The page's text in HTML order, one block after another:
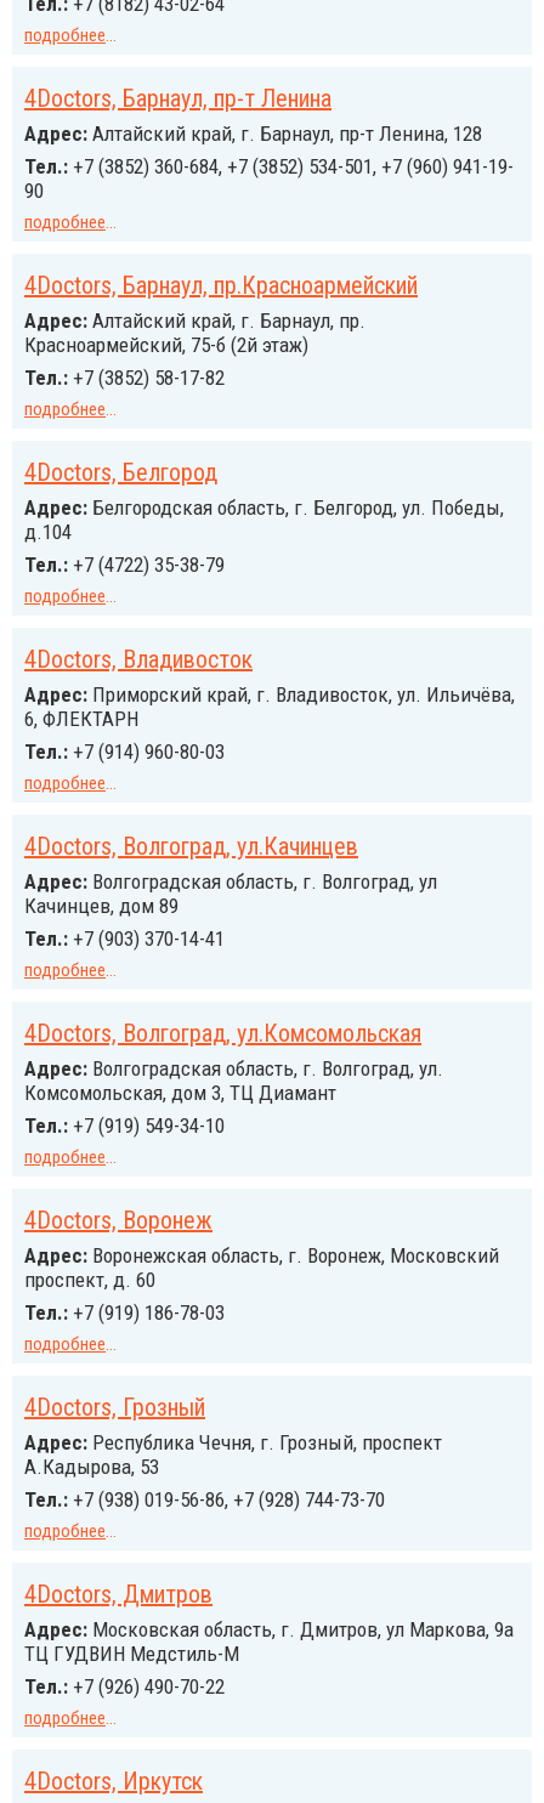
подробнее...
4Doctors, Барнаул, пр-т Ленина
Адрес: Алтайский край, г. Барнаул, пр-т Ленина, 128
Тел.: +7 (3852) 360-684, +7 (3852) 534-501, +7 (960) 941-19-
90
подробнее...
4Doctors, Барнаул, пр.Красноармейский
Адрес: Алтайский край, г. Барнаул, пр.
Красноармейский, 75-б (2й этаж)
Тел.: +7 (3852) 58-17-82
подробнее...
4Doctors, Белгород
Адрес: Белгородская область, г. Белгород, ул. Победы,
д.104
Тел.: +7 (4722) 35-38-79
подробнее...
4Doctors, Владивосток
Адрес: Приморский край, г. Владивосток, ул. Ильичёва,
6, ФЛЕКТАРН
Тел.: +7 (914) 960-80-03
подробнее...
4Doctors, Волгоград, ул.Качинцев
Адрес: Волгоградская область, г. Волгоград, ул
Качинцев, дом 89
Тел.: +7 (903) 370-14-41
подробнее...
4Doctors, Волгоград, ул.Комсомольская
Адрес: Волгоградская область, г. Волгоград, ул.
Комсомольская, дом 3, ТЦ Диамант
Тел.: +7 (919) 549-34-10
подробнее...
4Doctors, Воронеж
Адрес: Воронежская область, г. Воронеж, Московский
проспект, д. 60
Тел.: +7 (919) 186-78-03
подробнее...
4Doctors, Грозный
Адрес: Республика Чечня, г. Грозный, проспект
А.Кадырова, 53
Тел.: +7 (938) 019-56-86, +7 (928) 744-73-70
подробнее...
4Doctors, Дмитров
Адрес: Московская область, г. Дмитров, ул Маркова, 9а
ТЦ ГУДВИН Медстиль-М
Тел.: +7 (926) 490-70-22
подробнее...
4Doctors, Иркутск